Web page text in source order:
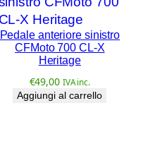
Pedale anteriore sinistro
CFMoto 700 CL-X
Heritage
€49,00 IVA inc.
Aggiungi al carrello